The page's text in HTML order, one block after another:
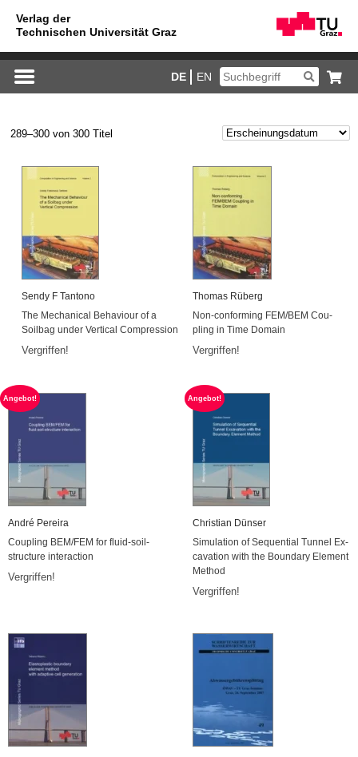
DE EN
289–300 von 300 Titel
Sendy F Tan­to­no
The Me­cha­ni­cal Be­ha­viour of a
Soil­bag under Ver­ti­cal Com­pres­si­on
Ver­grif­fen!
Tho­mas Rü­berg
Non-con­for­ming FEM/BEM Cou­
pling in Time Do­main
Ver­grif­fen!
An­ge­bot!
André Pe­rei­ra
Cou­pling BEM/FEM for flu­id-soil-
struc­tu­re in­ter­ac­tion
Ver­grif­fen!
An­ge­bot!
Chris­ti­an Dün­ser
Si­mu­la­ti­on of Se­quen­ti­al Tun­nel Ex­
ca­va­ti­on with the Boun­da­ry Ele­ment
Me­thod
Ver­grif­fen!